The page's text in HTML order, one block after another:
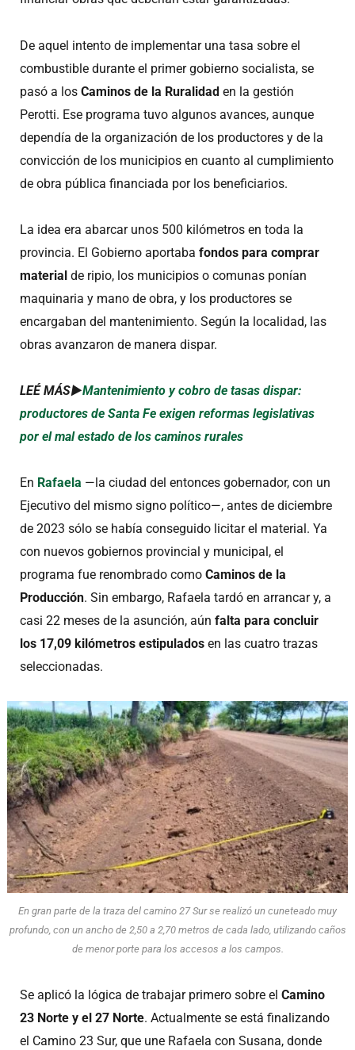
De aquel intento de implementar una tasa sobre el
combustible durante el primer gobierno socialista, se
pasó a los Caminos de la Ruralidad en la gestión
Perotti. Ese programa tuvo algunos avances, aunque
dependía de la organización de los productores y de la
convicción de los municipios en cuanto al cumplimiento
de obra pública financiada por los beneficiarios.
La idea era abarcar unos 500 kilómetros en toda la
provincia. El Gobierno aportaba fondos para comprar
material de ripio, los municipios o comunas ponían
maquinaria y mano de obra, y los productores se
encargaban del mantenimiento. Según la localidad, las
obras avanzaron de manera dispar.
LEÉ MÁS►Mantenimiento y cobro de tasas dispar:
productores de Santa Fe exigen reformas legislativas
por el mal estado de los caminos rurales
En Rafaela —la ciudad del entonces gobernador, con un
Ejecutivo del mismo signo político—, antes de diciembre
de 2023 sólo se había conseguido licitar el material. Ya
con nuevos gobiernos provincial y municipal, el
programa fue renombrado como Caminos de la
Producción. Sin embargo, Rafaela tardó en arrancar y, a
casi 22 meses de la asunción, aún falta para concluir
los 17,09 kilómetros estipulados en las cuatro trazas
seleccionadas.
En gran parte de la traza del camino 27 Sur se realizó un cuneteado muy
profundo, con un ancho de 2,50 a 2,70 metros de cada lado, utilizando caños
de menor porte para los accesos a los campos.
Se aplicó la lógica de trabajar primero sobre el Camino
23 Norte y el 27 Norte. Actualmente se está finalizando
el Camino 23 Sur, que une Rafaela con Susana, donde